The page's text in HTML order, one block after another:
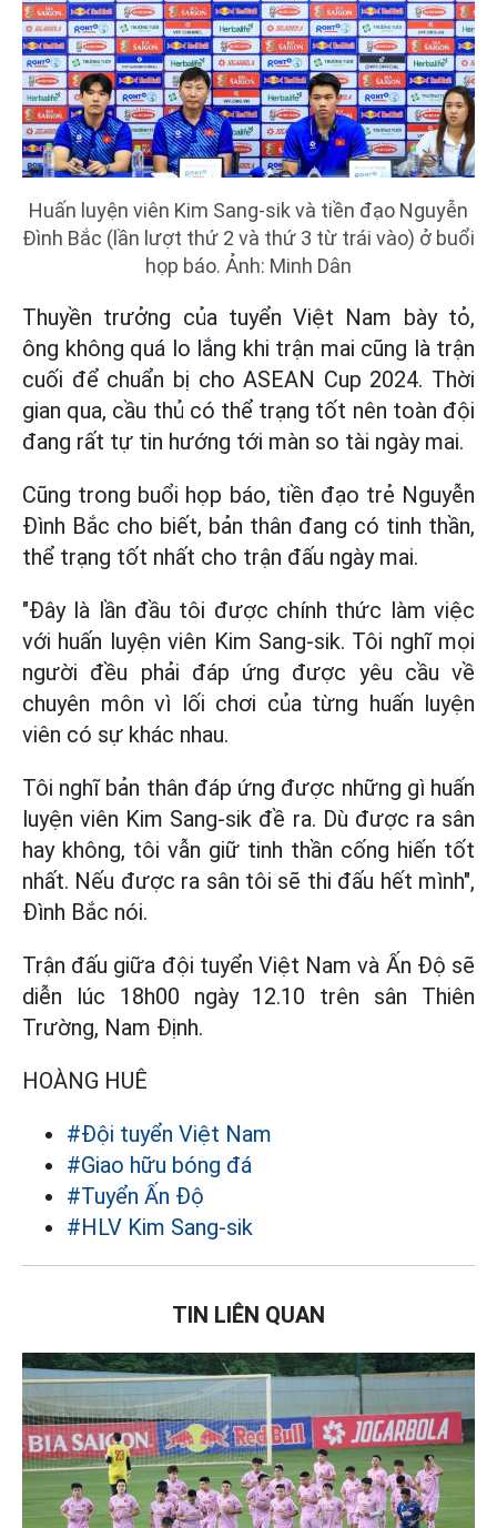
Huấn luyện viên Kim Sang-sik và tiền đạo Nguyễn
Đình Bắc (lần lượt thứ 2 và thứ 3 từ trái vào) ở buổi
họp báo. Ảnh: Minh Dân
Thuyền trưởng của tuyển Việt Nam bày tỏ,
ông không quá lo lắng khi trận mai cũng là trận
cuối để chuẩn bị cho ASEAN Cup 2024. Thời
gian qua, cầu thủ có thể trạng tốt nên toàn đội
đang rất tự tin hướng tới màn so tài ngày mai.
Cũng trong buổi họp báo, tiền đạo trẻ Nguyễn
Đình Bắc cho biết, bản thân đang có tinh thần,
thể trạng tốt nhất cho trận đấu ngày mai.
"Đây là lần đầu tôi được chính thức làm việc
với huấn luyện viên Kim Sang-sik. Tôi nghĩ mọi
người đều phải đáp ứng được yêu cầu về
chuyên môn vì lối chơi của từng huấn luyện
viên có sự khác nhau.
Tôi nghĩ bản thân đáp ứng được những gì huấn
luyện viên Kim Sang-sik đề ra. Dù được ra sân
hay không, tôi vẫn giữ tinh thần cống hiến tốt
nhất. Nếu được ra sân tôi sẽ thi đấu hết mình",
Đình Bắc nói.
Trận đấu giữa đội tuyển Việt Nam và Ấn Độ sẽ
diễn lúc 18h00 ngày 12.10 trên sân Thiên
Trường, Nam Định.
HOÀNG HUÊ
#Đội tuyển Việt Nam
#Giao hữu bóng đá
#Tuyển Ấn Độ
#HLV Kim Sang-sik
TIN LIÊN QUAN